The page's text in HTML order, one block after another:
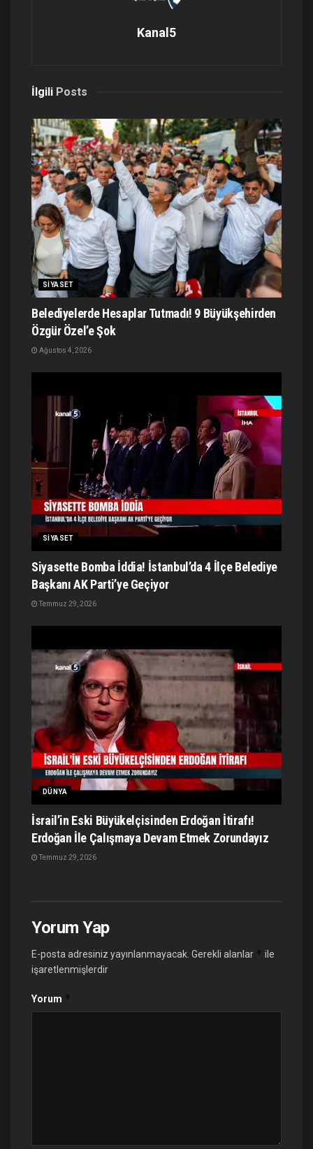
Kanal5
İlgili Posts
SIYASET
Belediyelerde Hesaplar Tutmadı! 9 Büyükşehirden
Özgür Özel’e Şok
Ağustos 4, 2026
SIYASET
Siyasette Bomba İddia! İstanbul’da 4 İlçe Belediye
Başkanı AK Parti’ye Geçiyor
Temmuz 29, 2026
DÜNYA
İsrail’in Eski Büyükelçisinden Erdoğan İtirafı!
Erdoğan İle Çalışmaya Devam Etmek Zorundayız
Temmuz 29, 2026
Yorum Yap
E-posta adresiniz yayınlanmayacak. Gerekli alanlar * ile
işaretlenmişlerdir
Yorum *